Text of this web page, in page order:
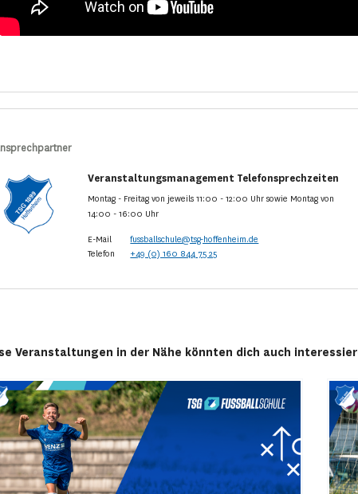
Veranstaltungsmanagement Telefonsprechzeiten
Montag - Freitag von jeweils 11:00 - 12:00 Uhr sowie Montag von
14:00 - 16:00 Uhr
E-Mail
fussballschule@tsg-hoffenheim.de
Telefon
+49 (0) 160 844 75 25
Veranstaltungen in der Nähe könnten dich auch